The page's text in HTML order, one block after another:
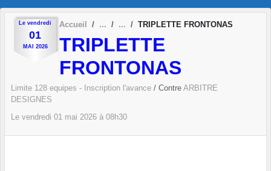
Le vendredi
01
MAI 2026
Accueil TRIPLETTE FRONTONAS
TRIPLETTE
FRONTONAS
Limite 128 equipes - Inscription l'avance / Contre ARBITRE
DESIGNES
Le vendredi 01 mai 2026 à 08h30